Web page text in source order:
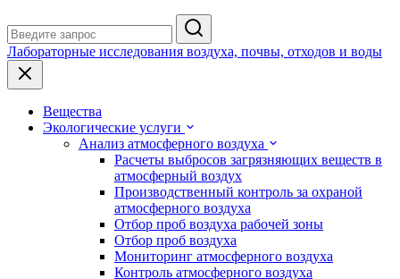
Лабораторные исследования воздуха, почвы, отходов и воды
Вещества
Экологические услуги
Анализ атмосферного воздуха
Расчеты выбросов загрязняющих веществ в
атмосферный воздух
Производственный контроль за охраной
атмосферного воздуха
Отбор проб воздуха рабочей зоны
Отбор проб воздуха
Мониторинг атмосферного воздуха
Контроль атмосферного воздуха